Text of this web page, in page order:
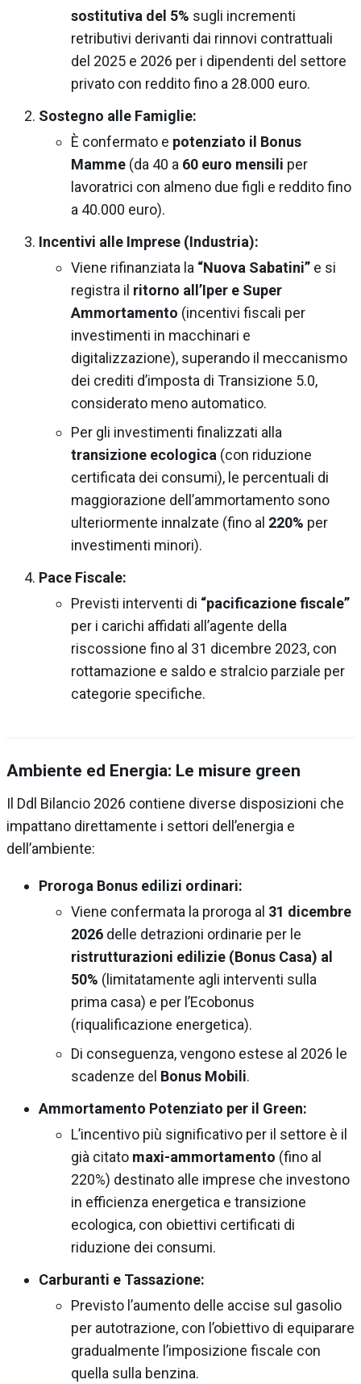
sostitutiva del 5% sugli incrementi
retributivi derivanti dai rinnovi contrattuali
del 2025 e 2026 per i dipendenti del settore
privato con reddito fino a 28.000 euro.
Sostegno alle Famiglie:
È confermato e potenziato il Bonus
Mamme (da 40 a 60 euro mensili per
lavoratrici con almeno due figli e reddito fino
a 40.000 euro).
Incentivi alle Imprese (Industria):
Viene rifinanziata la “Nuova Sabatini” e si
registra il ritorno all’Iper e Super
Ammortamento (incentivi fiscali per
investimenti in macchinari e
digitalizzazione), superando il meccanismo
dei crediti d’imposta di Transizione 5.0,
considerato meno automatico.
Per gli investimenti finalizzati alla
transizione ecologica (con riduzione
certificata dei consumi), le percentuali di
maggiorazione dell’ammortamento sono
ulteriormente innalzate (fino al 220% per
investimenti minori).
Pace Fiscale:
Previsti interventi di “pacificazione fiscale”
per i carichi affidati all’agente della
riscossione fino al 31 dicembre 2023, con
rottamazione e saldo e stralcio parziale per
categorie specifiche.
Ambiente ed Energia: Le misure green
Il Ddl Bilancio 2026 contiene diverse disposizioni che
impattano direttamente i settori dell’energia e
dell’ambiente:
Proroga Bonus edilizi ordinari:
Viene confermata la proroga al 31 dicembre
2026 delle detrazioni ordinarie per le
ristrutturazioni edilizie (Bonus Casa) al
50% (limitatamente agli interventi sulla
prima casa) e per l’Ecobonus
(riqualificazione energetica).
Di conseguenza, vengono estese al 2026 le
scadenze del Bonus Mobili.
Ammortamento Potenziato per il Green:
L’incentivo più significativo per il settore è il
già citato maxi-ammortamento (fino al
220%) destinato alle imprese che investono
in efficienza energetica e transizione
ecologica, con obiettivi certificati di
riduzione dei consumi.
Carburanti e Tassazione:
Previsto l’aumento delle accise sul gasolio
per autotrazione, con l’obiettivo di equiparare
gradualmente l’imposizione fiscale con
quella sulla benzina.